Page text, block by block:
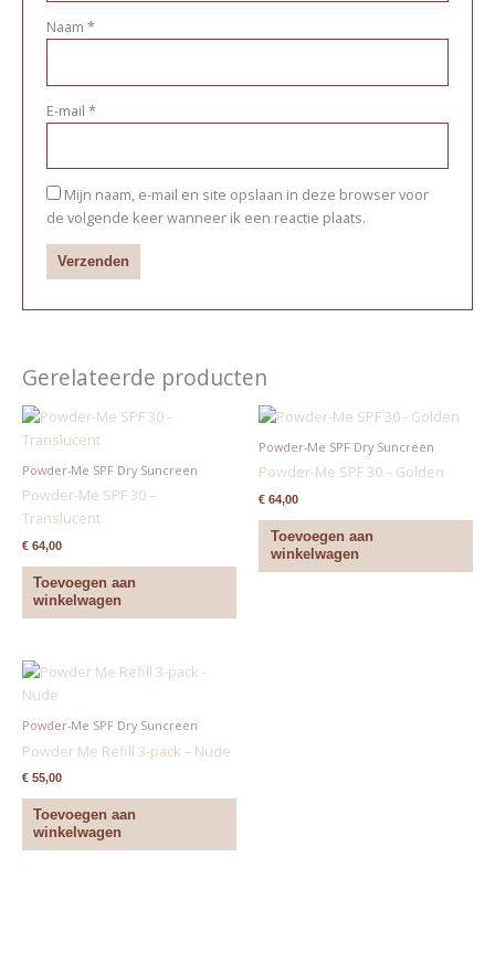
Naam *
E-mail *
Mijn naam, e-mail en site opslaan in deze browser voor
de volgende keer wanneer ik een reactie plaats.
Gerelateerde producten
Powder-Me SPF Dry Suncreen
Powder-Me SPF 30 –
Translucent
€64,00
Toevoegen aan
winkelwagen
Powder-Me SPF Dry Suncreen
Powder-Me SPF 30 – Golden
€ 64,00
Toevoegen aan
winkelwagen
Powder-Me SPF Dry Suncreen
Powder Me Refill 3-pack – Nude
€55,00
Toevoegen aan
winkelwagen